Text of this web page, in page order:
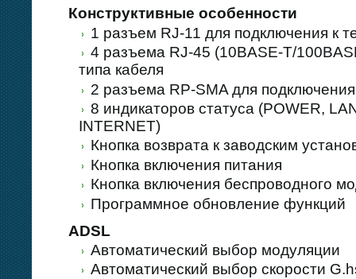
Конструктивные особенности
1 разъем RJ-11 для подключения к
4 разъема RJ-45 (10BASE-T/
типа кабеля
2 разъема RP-SMA для
8 индикаторов статуса (POWER,
INTERNET)
Кнопка возврата к заводским
Кнопка включения питания
Кнопка включения беспроводного
Программное обновление функций
ADSL
Автоматический выбор модуляции
Автоматический выбор скорости